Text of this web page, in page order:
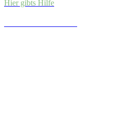
Hier gibts Hilfe